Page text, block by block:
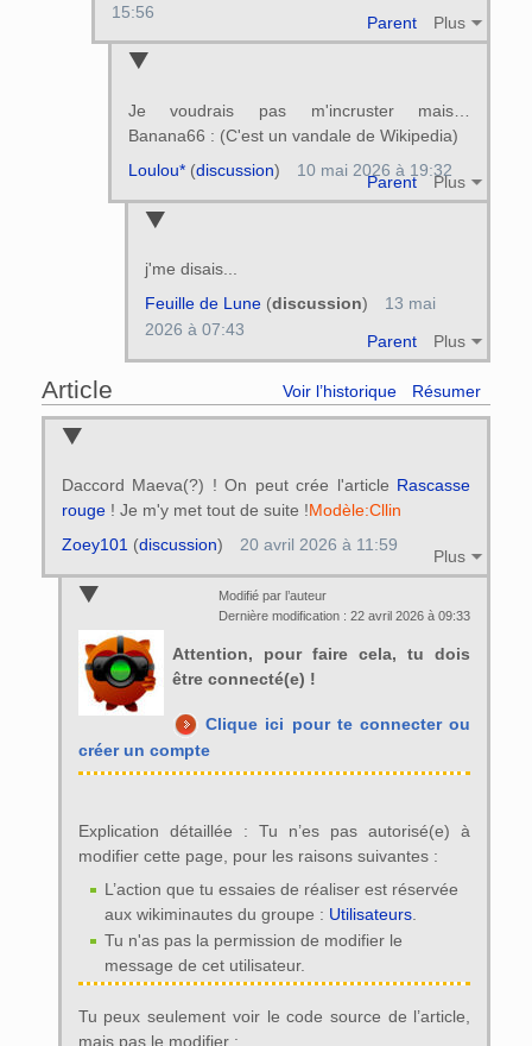
Parent Plus
15:56
Je voudrais pas m'incruster mais…
Banana66 : (C'est un vandale de Wikipedia)
Parent Plus
Loulou*(discussion) 10 mai 2026 à 19:32
j'me disais...
Parent Plus
Feuille de Lune(discussion)
13 mai
2026 à 07:43
Article Voir l’historique Résumer
Daccord Maeva(?) ! On peut crée l'article Rascasse
rouge! Je m'y met tout de suite !Modèle:Cllin
Plus
Zoey101(discussion) 20 avril 2026 à 11:59
Modifié par l’auteur
Dernière modification : 22 avril 2026 à 09:33
Attention, pour faire cela, tu dois
être connecté(e) !
Clique ici pour te connecter ou
créer un compte
Explication détaillée : Tu n’es pas autorisé(e) à
modifier cette page, pour les raisons suivantes :
L’action que tu essaies de réaliser est réservée
aux wikiminautes du groupe : Utilisateurs
Tu n'as pas la permission de modifier le
message de cet utilisateur.
Tu peux seulement voir le code source de l’article,
mais pas le modifier :